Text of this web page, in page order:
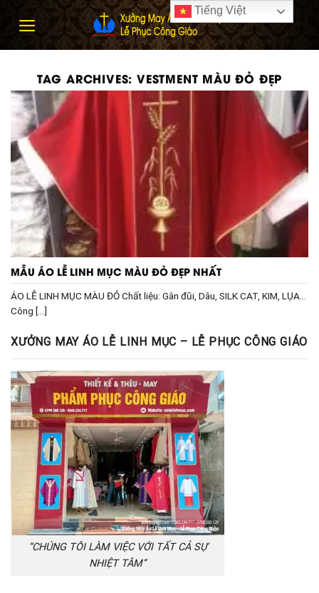
TAG ARCHIVES: VESTMENT MÀU ĐỎ ĐẸP
MẪU ÁO LỄ LINH MỤC MÀU ĐỎ ĐẸP NHẤT
ÁO LỄ LINH MỤC MÀU ĐỎ Chất liệu: Gân đũi, Dâu, SILK CAT, KIM, LỤA…
Công [...]
XƯỞNG MAY ÁO LỄ LINH MỤC – LỄ PHỤC CÔNG GIÁO
“CHÚNG TÔI LÀM VIỆC VỚI TẤT CẢ SỰ
NHIỆT TÂM”
Tiếng Việt